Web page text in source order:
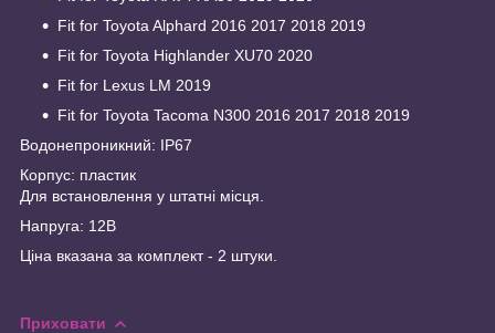
Fit for Toyota Alphard 2016 2017 2018 2019
Fit for Toyota Highlander XU70 2020
Fit for Lexus LM 2019
Fit for Toyota Tacoma N300 2016 2017 2018 2019
Водонепроникний: IP67
Корпус: пластик
Для встановлення у штатні місця.
Напруга: 12В
Ціна вказана за комплект - 2 штуки.
Приховати